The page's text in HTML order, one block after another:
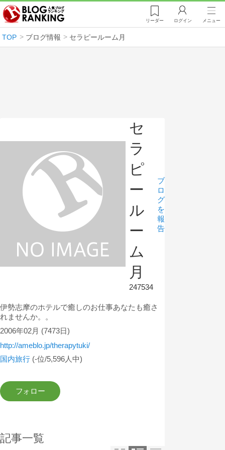
リーダー ログイン メニュー
TOP ブログ情報 セラピールーム月
セ
ラ
ピ
ー
ル
ー
ム
月
247534
ブ
ロ
グ
を
報
告
伊勢志摩のホテルで癒しのお仕事あなたも癒さ
れませんか。。
2006年02月 (7473日)
http://ameblo.jp/therapytuki/
国内旅行 (-位/5,596人中)
記事一覧